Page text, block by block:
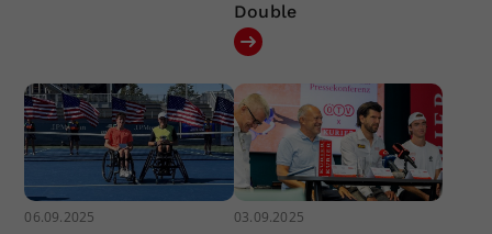
Double
06.09.2025 03.09.2025